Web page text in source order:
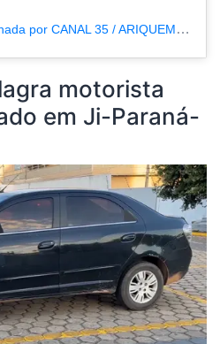
Uma publicação compartilhada por CANAL 35 / ARIQUEMES190 (@tvpcanal35)
motorista
em Ji-Paraná-